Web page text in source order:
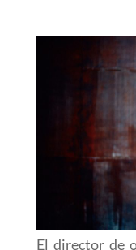
El director de